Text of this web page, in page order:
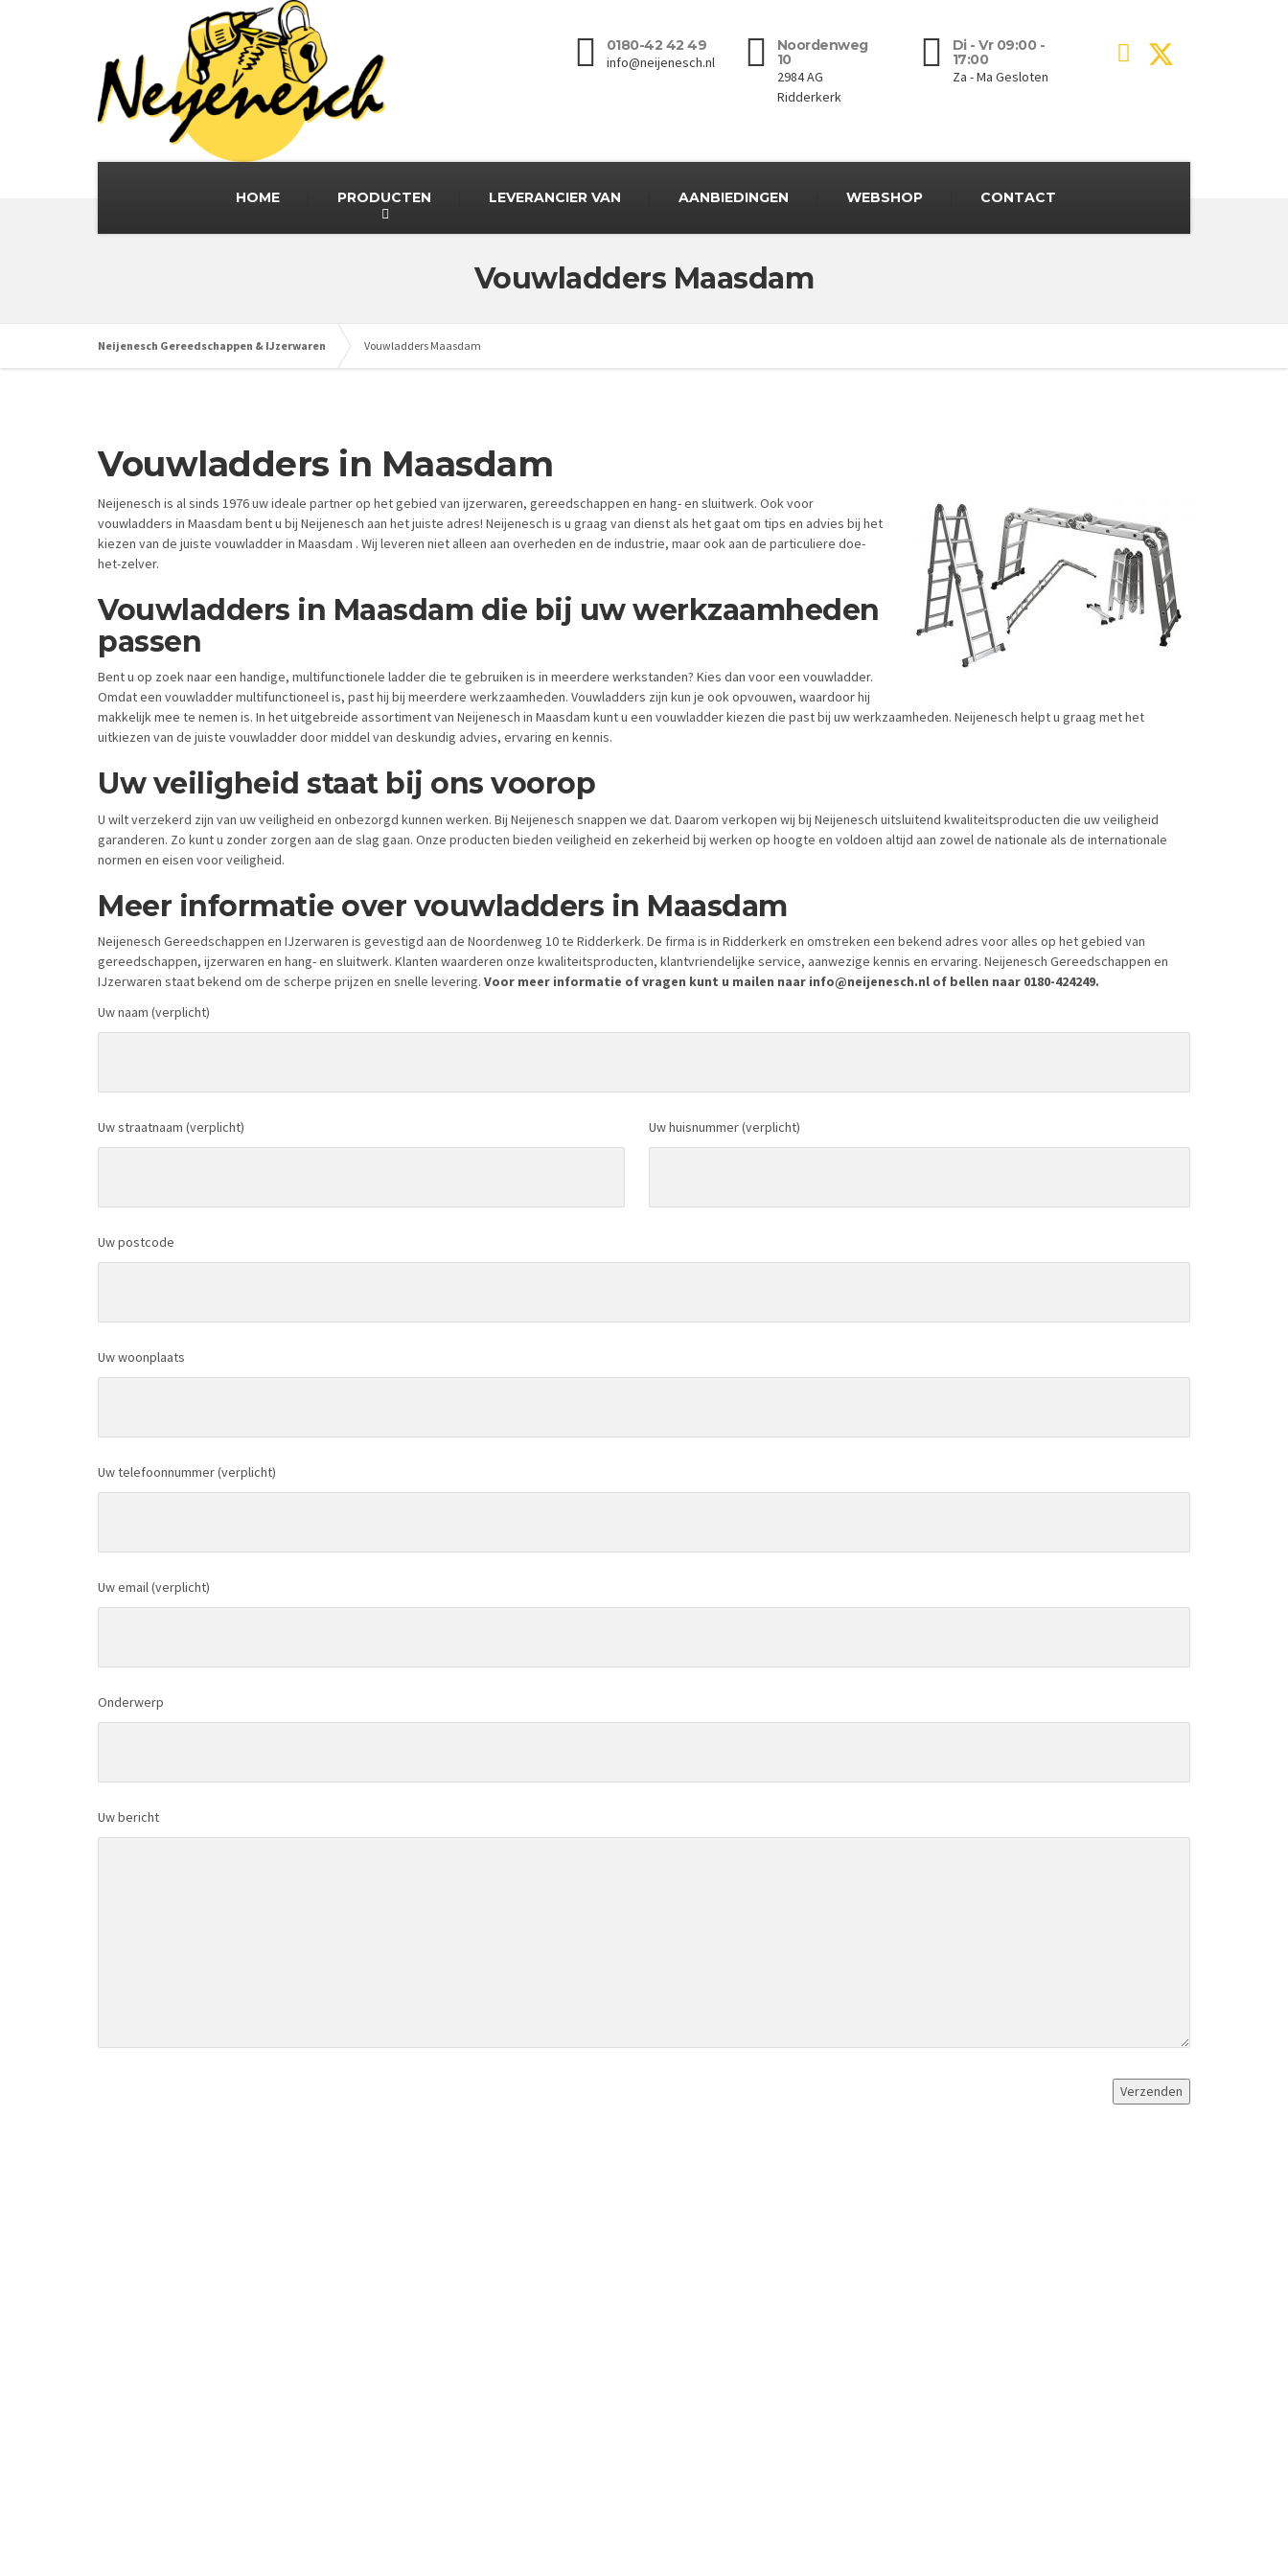
0180-42 42 49
info@neijenesch.nl
Noordenweg
10
2984 AG
Ridderkerk
Di - Vr 09:00 -
17:00
Za - Ma Gesloten
HOME PRODUCTEN LEVERANCIER VAN AANBIEDINGEN WEBSHOP CONTACT
Vouwladders Maasdam
Neijenesch Gereedschappen & IJzerwaren Vouwladders Maasdam
Vouwladders in Maasdam
Neijenesch is al sinds 1976 uw ideale partner op het gebied van ijzerwaren, gereedschappen en hang- en sluitwerk. Ook voor
vouwladders in Maasdam bent u bij Neijenesch aan het juiste adres! Neijenesch is u graag van dienst als het gaat om tips en advies bij het
kiezen van de juiste vouwladder in Maasdam . Wij leveren niet alleen aan overheden en de industrie, maar ook aan de particuliere doe-
het-zelver.
Vouwladders in Maasdam die bij uw werkzaamheden
passen
Bent u op zoek naar een handige, multifunctionele ladder die te gebruiken is in meerdere werkstanden? Kies dan voor een vouwladder.
Omdat een vouwladder multifunctioneel is, past hij bij meerdere werkzaamheden. Vouwladders zijn kun je ook opvouwen, waardoor hij
makkelijk mee te nemen is. In het uitgebreide assortiment van Neijenesch in Maasdam kunt u een vouwladder kiezen die past bij uw werkzaamheden. Neijenesch helpt u graag met het
uitkiezen van de juiste vouwladder door middel van deskundig advies, ervaring en kennis.
Uw veiligheid staat bij ons voorop
U wilt verzekerd zijn van uw veiligheid en onbezorgd kunnen werken. Bij Neijenesch snappen we dat. Daarom verkopen wij bij Neijenesch uitsluitend kwaliteitsproducten die uw veiligheid
garanderen. Zo kunt u zonder zorgen aan de slag gaan. Onze producten bieden veiligheid en zekerheid bij werken op hoogte en voldoen altijd aan zowel de nationale als de internationale
normen en eisen voor veiligheid.
Meer informatie over vouwladders in Maasdam
Neijenesch Gereedschappen en IJzerwaren is gevestigd aan de Noordenweg 10 te Ridderkerk. De firma is in Ridderkerk en omstreken een bekend adres voor alles op het gebied van
gereedschappen, ijzerwaren en hang- en sluitwerk. Klanten waarderen onze kwaliteitsproducten, klantvriendelijke service, aanwezige kennis en ervaring. Neijenesch Gereedschappen en
IJzerwaren staat bekend om de scherpe prijzen en snelle levering. Voor meer informatie of vragen kunt u mailen naar info@neijenesch.nl of bellen naar 0180-424249.
Uw naam (verplicht)
Uw straatnaam (verplicht) Uw huisnummer (verplicht)
Uw postcode
Uw woonplaats
Uw telefoonnummer (verplicht)
Uw email (verplicht)
Onderwerp
Uw bericht